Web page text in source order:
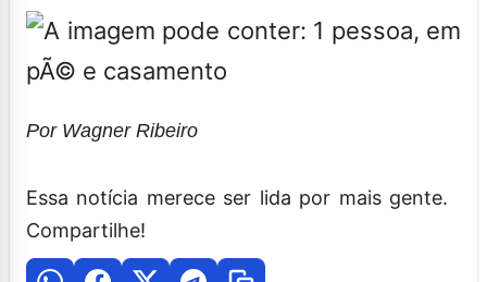
Por Wagner Ribeiro
Essa notícia merece ser lida por mais gente.
Compartilhe!